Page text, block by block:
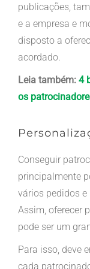
publicações,
e a empresa e
disposto a
acordado.
Leia também: 4
os
Conseguir
principalmente
vários pedidos e
Assim, oferecer
pode ser um
Para isso, deve
cada